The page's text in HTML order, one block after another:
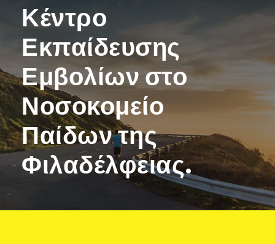
Κέντρο
Εκπαίδευσης
Εμβολίων στο
Νοσοκομείο
Παίδων της
Φιλαδέλφειας.